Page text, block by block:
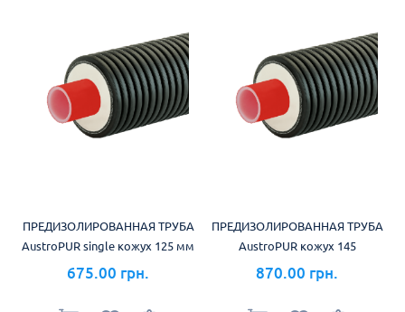
ПРЕДИЗОЛИРОВАННАЯ ТРУБА
AustroPUR single кожух 125 мм
675.00 грн.
ПРЕДИЗОЛИРОВАННАЯ ТРУБА
AustroPUR кожух 145
870.00 грн.